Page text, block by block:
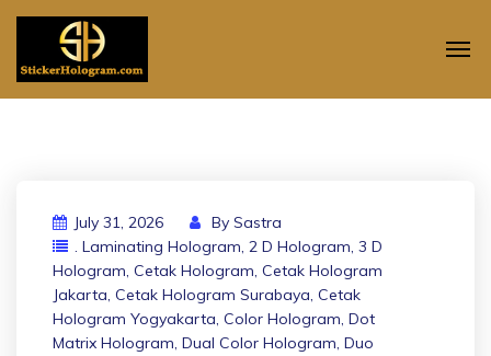
July 31, 2026 By Sastra
. Laminating Hologram, 2 D Hologram, 3 D
Hologram, Cetak Hologram, Cetak Hologram
Jakarta, Cetak Hologram Surabaya, Cetak
Hologram Yogyakarta, Color Hologram, Dot
Matrix Hologram, Dual Color Hologram, Duo